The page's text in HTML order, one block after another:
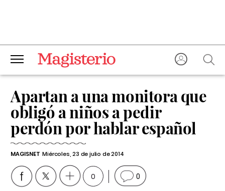
Apartan a una monitora que
obligó a niños a pedir
perdón por hablar español
MAGISNET Miércoles, 23 de julio de 2014
0 0